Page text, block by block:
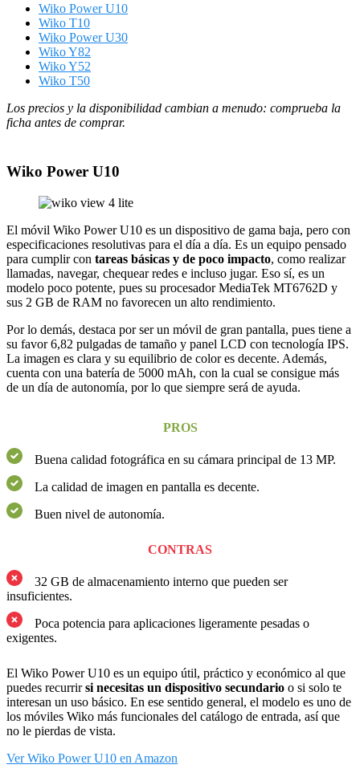
Wiko Power U10
Wiko T10
Wiko Power U30
Wiko Y82
Wiko Y52
Wiko T50
Los precios y la disponibilidad cambian a menudo: comprueba la
ficha antes de comprar.
Wiko Power U10
El móvil Wiko Power U10 es un dispositivo de gama baja, pero con
especificaciones resolutivas para el día a día. Es un equipo pensado
para cumplir con tareas básicas y de poco impacto, como realizar
llamadas, navegar, chequear redes e incluso jugar. Eso sí, es un
modelo poco potente, pues su procesador MediaTek MT6762D y
sus 2 GB de RAM no favorecen un alto rendimiento.
Por lo demás, destaca por ser un móvil de gran pantalla, pues tiene a
su favor 6,82 pulgadas de tamaño y panel LCD con tecnología IPS.
La imagen es clara y su equilibrio de color es decente. Además,
cuenta con una batería de 5000 mAh, con la cual se consigue más
de un día de autonomía, por lo que siempre será de ayuda.
PROS
Buena calidad fotográfica en su cámara principal de 13 MP.
La calidad de imagen en pantalla es decente.
Buen nivel de autonomía.
CONTRAS
32 GB de almacenamiento interno que pueden ser
insuficientes.
Poca potencia para aplicaciones ligeramente pesadas o
exigentes.
El Wiko Power U10 es un equipo útil, práctico y económico al que
puedes recurrirsi necesitas un dispositivo secundario o si solo te
interesan un uso básico. En ese sentido general, el modelo es uno de
los móviles Wiko más funcionales del catálogo de entrada, así que
no le pierdas de vista.
Ver Wiko Power U10 en Amazon